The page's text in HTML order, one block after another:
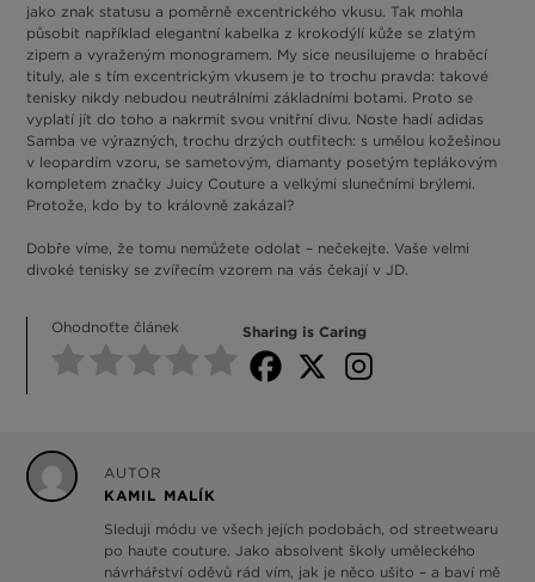
jako znak statusu a poměrně excentrického vkusu. Tak mohla
působit například elegantní kabelka z krokodýlí kůže se zlatým
zipem a vyraženým monogramem. My sice neusilujeme o hraběcí
tituly, ale s tím excentrickým vkusem je to trochu pravda: takové
tenisky nikdy nebudou neutrálními základními botami. Proto se
vyplatí jít do toho a nakrmit svou vnitřní divu. Noste hadí adidas
Samba ve výrazných, trochu drzých outfitech: s umělou kožešinou
v leopardím vzoru, se sametovým, diamanty posetým teplákovým
kompletem značky Juicy Couture a velkými slunečními brýlemi.
Protože, kdo by to královně zakázal?
Dobře víme, že tomu nemůžete odolat – nečekejte. Vaše velmi
divoké tenisky se zvířecím vzorem na vás čekají v JD.
Ohodnoťte článek Sharing is Caring
AUTOR
KAMIL MALÍK
Sleduji módu ve všech jejích podobách, od streetwearu
po haute couture. Jako absolvent školy uměleckého
návrhářství oděvů rád vím, jak je něco ušito – a baví mě